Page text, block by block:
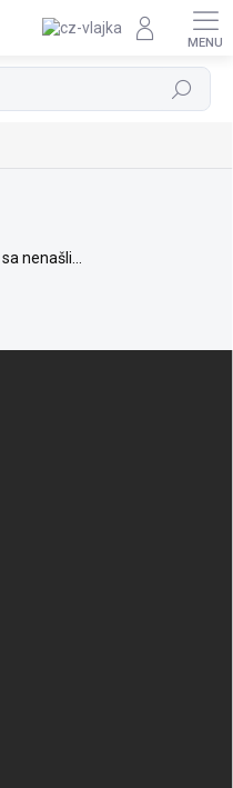
Hľadať
sa nenašli...